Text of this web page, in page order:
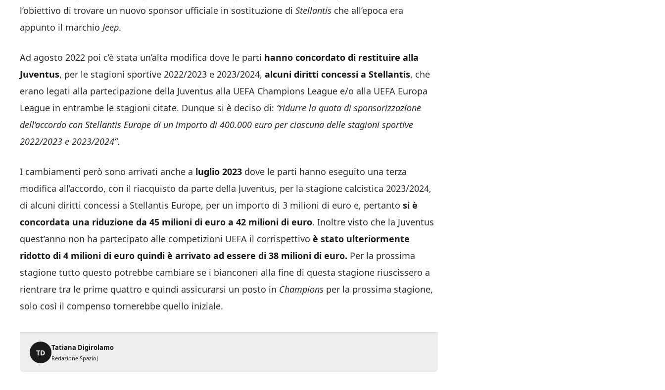
l’obiettivo di trovare un nuovo sponsor ufficiale in sostituzione di Stellantis che all’epoca era
appunto il marchio Jeep.
Ad agosto 2022 poi c’è stata un’alta modifica dove le parti hanno concordato di restituire alla
Juventus, per le stagioni sportive 2022/2023 e 2023/2024, alcuni diritti concessi a Stellantis, che
erano legati alla partecipazione della Juventus alla UEFA Champions League e/o alla UEFA Europa
League in entrambe le stagioni citate. Dunque si è deciso di: “ridurre la quota di sponsorizzazione
dell’accordo con Stellantis Europe di un importo di 400.000 euro per ciascuna delle stagioni sportive
2022/2023 e 2023/2024”.
I cambiamenti però sono arrivati anche a luglio 2023 dove le parti hanno eseguito una terza
modifica all’accordo, con il riacquisto da parte della Juventus, per la stagione calcistica 2023/2024,
di alcuni diritti concessi a Stellantis Europe, per un importo di 3 milioni di euro e, pertanto si è
concordata una riduzione da 45 milioni di euro a 42 milioni di euro. Inoltre visto che la Juventus
quest’anno non ha partecipato alle competizioni UEFA il corrispettivo è stato ulteriormente
ridotto di 4 milioni di euro quindi è arrivato ad essere di 38 milioni di euro. Per la prossima
stagione tutto questo potrebbe cambiare se i bianconeri alla fine di questa stagione riuscissero a
rientrare tra le prime quattro e quindi assicurarsi un posto in Champions per la prossima stagione,
solo così il compenso tornerebbe quello iniziale.
TD
Tatiana Digirolamo
Redazione SpazioJ